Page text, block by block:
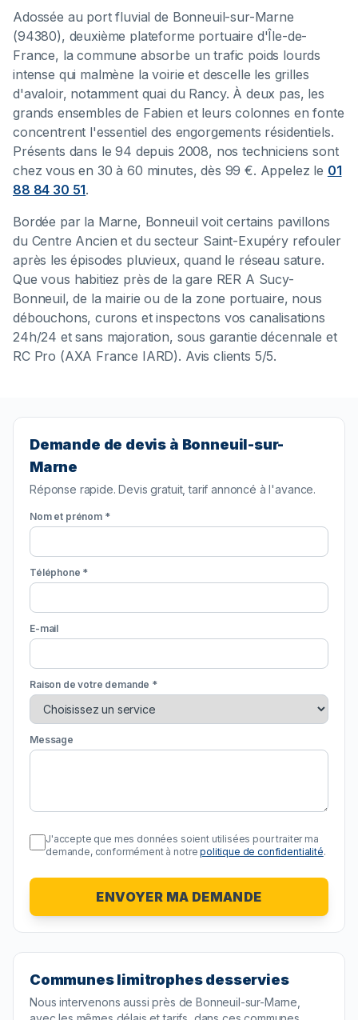
Adossée au port fluvial de Bonneuil-sur-Marne
(94380), deuxième plateforme portuaire d'Île-de-
France, la commune absorbe un trafic poids lourds
intense qui malmène la voirie et descelle les grilles
d'avaloir, notamment quai du Rancy. À deux pas, les
grands ensembles de Fabien et leurs colonnes en fonte
concentrent l'essentiel des engorgements résidentiels.
Présents dans le 94 depuis 2008, nos techniciens sont
chez vous en 30 à 60 minutes, dès 99 €. Appelez le 01
88 84 30 51.
Bordée par la Marne, Bonneuil voit certains pavillons
du Centre Ancien et du secteur Saint-Exupéry refouler
après les épisodes pluvieux, quand le réseau sature.
Que vous habitiez près de la gare RER A Sucy-
Bonneuil, de la mairie ou de la zone portuaire, nous
débouchons, curons et inspectons vos canalisations
24h/24 et sans majoration, sous garantie décennale et
RC Pro (AXA France IARD). Avis clients 5/5.
Demande de devis à Bonneuil-sur-
Marne
Réponse rapide. Devis gratuit, tarif annoncé à l'avance.
Nom et prénom *
Téléphone *
E-mail
Raison de votre demande *
Message
J'accepte que mes données soient utilisées pour traiter ma
demande, conformément à notre politique de confidentialité.
ENVOYER MA DEMANDE
Communes limitrophes desservies
Nous intervenons aussi près deBonneuil-sur-Marne